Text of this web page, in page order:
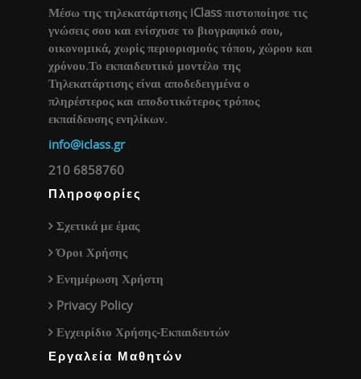
Μέσω της τηλεκατάρτισης iClass πιστοποίησε τις
γνώσεις σου και ενίσχυσε το βιογραφικό σου,
οικονομικά, χωρίς περιορισμούς τόπου, χώρου και
χρόνου.Το εκπαιδευτικό μοντέλο της
Τηλεκατάρτισης είναι αποδεδειγμένα ο
πληρέστερος και αποδοτικότερος τρόπος
εκπαίδευσης ενηλίκων.
info@iclass.gr
210 6858760
Πληροφορίες
Σχετικά με έμας
Όροι Χρήσης
Ενημέρωση Χρήστη
Privacy Policy
Εγχειρίδιο Χρήσης-Εκπαιδευτών
Εργαλεία Μαθητών